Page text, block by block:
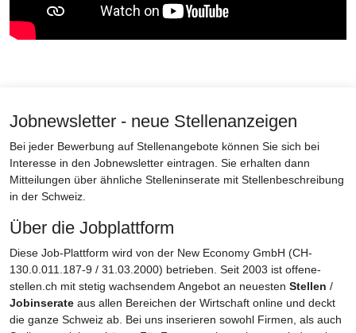
Jobnewsletter - neue Stellenanzeigen
Bei jeder Bewerbung auf Stellenangebote können Sie sich bei
Interesse in den Jobnewsletter eintragen. Sie erhalten dann
Mitteilungen über ähnliche Stelleninserate mit Stellenbeschreibung
in der Schweiz.
Über die Jobplattform
Diese Job-Plattform wird von der New Economy GmbH (CH-
130.0.011.187-9 / 31.03.2000) betrieben. Seit 2003 ist offene-
stellen.ch mit stetig wachsendem Angebot an neuesten Stellen /
Jobinserate aus allen Bereichen der Wirtschaft online und deckt
die ganze Schweiz ab. Bei uns inserieren sowohl Firmen, als auch